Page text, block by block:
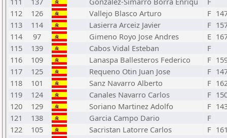
112
126 Vallejo Blasco Arturo F
113
114 Lasierra Arceiz Javier F
114
97 Gimeno Royo Jose Andres E
115
139 Cabos Vidal Esteban
F
116
109 Lanaspa Ballesteros Federico F
117
125 Requeno Otin Juan Jose F
118
101 Sanz Navarro Alberto F
119
124 Canales Navarro Carlos F
120
129 Soriano Martinez Adolfo F
121
138 Garcia Campo Dario
F
122
105 Sacristan Latorre Carlos F